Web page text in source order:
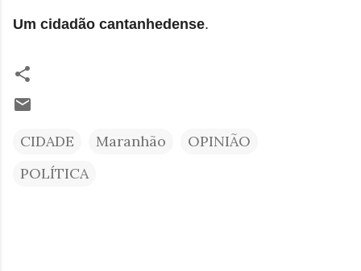
Um cidadão cantanhedense.
CIDADE Maranhão
OPINIÃO
POLÍTICA